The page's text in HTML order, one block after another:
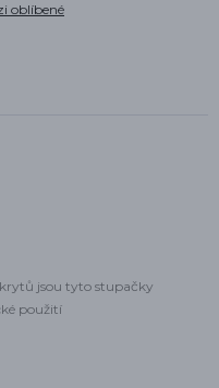
oblíbené
jsou tyto stupačky
použití